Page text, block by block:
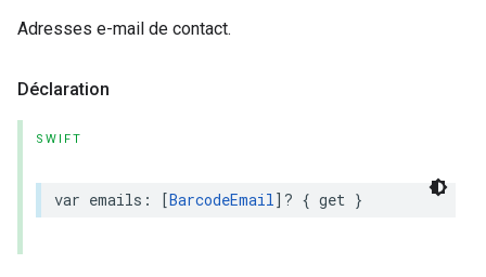
Adresses e-mail de contact.
Déclaration
SWIFT
var emails : [BarcodeEmail]? { get }